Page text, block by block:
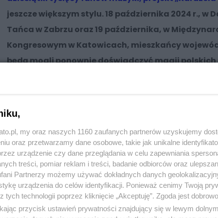
jeszcze większym stylu. 18 października 2024 r., w
Tańca w Zabrzu oraz 19 października, w
Kongresowym w Katowicach, mieszkańcy
będą mogli ponownie doświadczyć magii polskich
my oraz naszych 1160 zaufanych partnerów uzyskujemy
oraz przetwarzamy dane osobowe, takie jak unikalne
urządzenie czy dane przeglądania w celu zapewniania
treści, pomiar reklam i treści, badanie odbiorców oraz
Partnerzy możemy używać dokładnych danych
urządzenia do celów identyfikacji. Ponieważ cenimy Twoją
tych technologii poprzez kliknięcie „Akceptuję”. Zgoda jest
przycisk ustawień prywatności znajdujący się w lewym